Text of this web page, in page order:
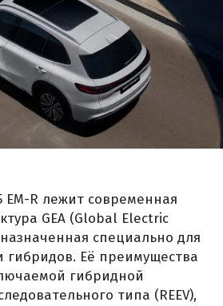
EM-R лежит современная
GEA (Global Electric
специально для
гибридов. Её преимущества
гибридной
типа (REEV),